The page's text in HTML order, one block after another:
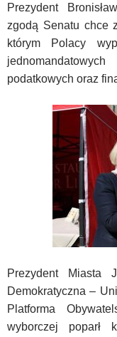
Prezydent
zgodą Senatu chce
którym Polacy
podatkowych oraz
Prezydent Miasta
Demokratyczna –
Platforma
wyborczej poparł